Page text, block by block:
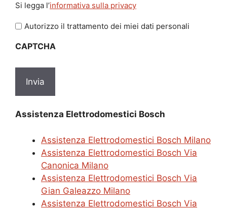
legga
l'informativa
privacy
Si legga l’informativa sulla privacy
Autorizzo il trattamento dei miei dati personali
CAPTCHA
Assistenza Elettrodomestici Bosch
Assistenza Elettrodomestici Bosch Milano
Assistenza Elettrodomestici Bosch Via
Canonica Milano
Assistenza Elettrodomestici Bosch Via
Gian Galeazzo Milano
Assistenza Elettrodomestici Bosch Via